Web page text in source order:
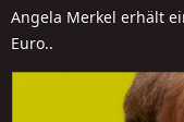
Angela Merkel erhält
Euro..